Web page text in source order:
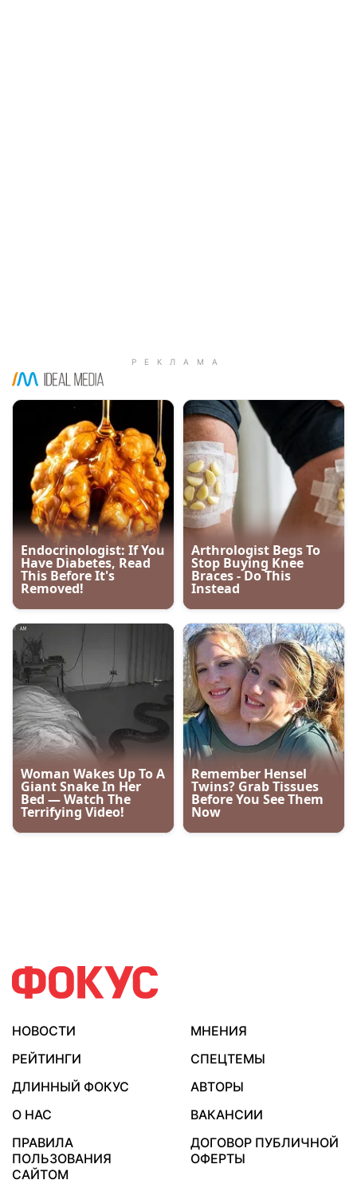
НОВОСТИ
МНЕНИЯ
РЕЙТИНГИ
СПЕЦТЕМЫ
ДЛИННЫЙ ФОКУС
АВТОРЫ
О НАС
ВАКАНСИИ
ПРАВИЛА
ПОЛЬЗОВАНИЯ
САЙТОМ
ДОГОВОР ПУБЛИЧНОЙ
ОФЕРТЫ